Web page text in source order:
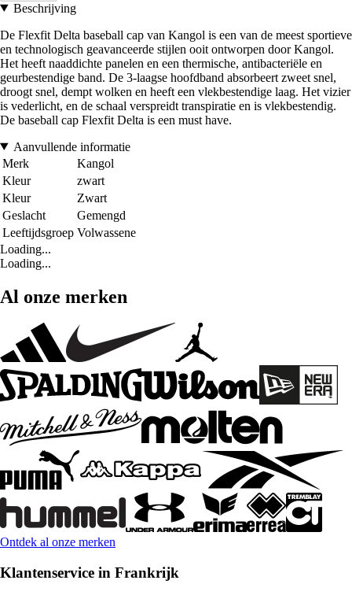
Beschrijving
De Flexfit Delta baseball cap van Kangol is een van de meest sportieve
en technologisch geavanceerde stijlen ooit ontworpen door Kangol.
Het heeft naaddichte panelen en een thermische, antibacteriële en
geurbestendige band. De 3-laagse hoofdband absorbeert zweet snel,
droogt snel, dempt wolken en heeft een vlekbestendige laag. Het vizier
is vederlicht, en de schaal verspreidt transpiratie en is vlekbestendig.
De baseball cap Flexfit Delta is een must have.
Aanvullende informatie
Merk
Kangol
Kleur
zwart
Kleur
Zwart
Geslacht
Gemengd
Leeftijdsgroep Volwassene
Loading...
Loading...
Al onze merken
Ontdek al onze merken
Klantenservice in Frankrijk